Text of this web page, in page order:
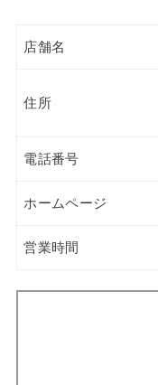
店舗名
住所
電話番号
ホームページ
営業時間